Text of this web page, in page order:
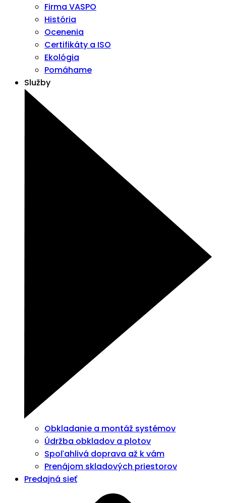
Firma VASPO
História
Ocenenia
Certifikáty a ISO
Ekológia
Pomáhame
Služby
Obkladanie a montáž systémov
Údržba obkladov a plotov
Spoľahlivá doprava až k vám
Prenájom skladových priestorov
Predajná sieť